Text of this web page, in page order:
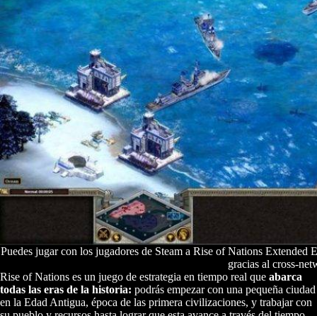
Puedes jugar con los jugadores de Steam a Rise of Nations
gracias al cross-
Rise of Nations es un juego de estrategia en tiempo real que abarca
todas las eras de la historia: podrás empezar con una pequeña ciudad
en la Edad Antigua, época de las primera civilizaciones, y trabajar con